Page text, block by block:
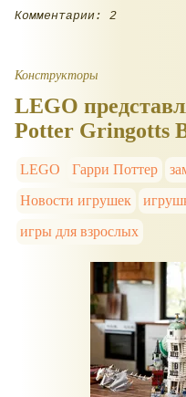
Комментарии: 2
Конструкторы
LEGO
Potter Gringotts
LEGO Гарри Поттер
Новости игрушек
игры для взрослых